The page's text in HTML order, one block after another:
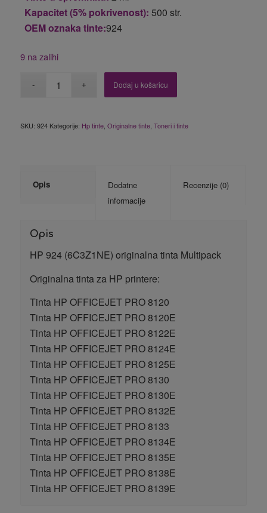
Kapacitet (5% pokrivenost): 500 str.
OEM oznaka tinte:924
9 na zalihi
Dodaj u košaricu
SKU: 924 Kategorije: Hp tinte, Originalne tinte, Toneri i tinte
Opis
Dodatne
informacije
Recenzije (0)
Opis
HP 924 (6C3Z1NE) originalna tinta Multipack
Originalna tinta za HP printere:
Tinta HP OFFICEJET PRO 8120
Tinta HP OFFICEJET PRO 8120E
Tinta HP OFFICEJET PRO 8122E
Tinta HP OFFICEJET PRO 8124E
Tinta HP OFFICEJET PRO 8125E
Tinta HP OFFICEJET PRO 8130
Tinta HP OFFICEJET PRO 8130E
Tinta HP OFFICEJET PRO 8132E
Tinta HP OFFICEJET PRO 8133
Tinta HP OFFICEJET PRO 8134E
Tinta HP OFFICEJET PRO 8135E
Tinta HP OFFICEJET PRO 8138E
Tinta HP OFFICEJET PRO 8139E